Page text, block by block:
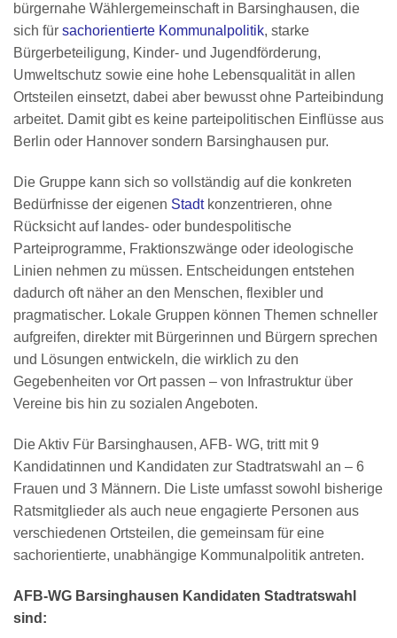
bürgernahe Wählergemeinschaft in Barsinghausen, die
sich für sachorientierte Kommunalpolitik, starke
Bürgerbeteiligung, Kinder- und Jugendförderung,
Umweltschutz sowie eine hohe Lebensqualität in allen
Ortsteilen einsetzt, dabei aber bewusst ohne Parteibindung
arbeitet. Damit gibt es keine parteipolitischen Einflüsse aus
Berlin oder Hannover sondern Barsinghausen pur.
Die Gruppe kann sich so vollständig auf die konkreten
Bedürfnisse der eigenen Stadt konzentrieren, ohne
Rücksicht auf landes- oder bundespolitische
Parteiprogramme, Fraktionszwänge oder ideologische
Linien nehmen zu müssen. Entscheidungen entstehen
dadurch oft näher an den Menschen, flexibler und
pragmatischer. Lokale Gruppen können Themen schneller
aufgreifen, direkter mit Bürgerinnen und Bürgern sprechen
und Lösungen entwickeln, die wirklich zu den
Gegebenheiten vor Ort passen – von Infrastruktur über
Vereine bis hin zu sozialen Angeboten.
Die Aktiv Für Barsinghausen, AFB- WG, tritt mit 9
Kandidatinnen und Kandidaten zur Stadtratswahl an – 6
Frauen und 3 Männern. Die Liste umfasst sowohl bisherige
Ratsmitglieder als auch neue engagierte Personen aus
verschiedenen Ortsteilen, die gemeinsam für eine
sachorientierte, unabhängige Kommunalpolitik antreten.
AFB‑WG Barsinghausen Kandidaten Stadtratswahl
sind: